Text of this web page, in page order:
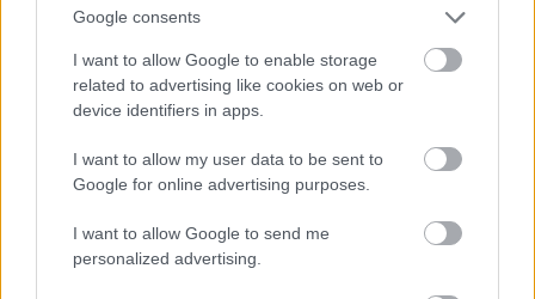
Google consents
I want to allow Google to enable storage
related to advertising like cookies on web or
device identifiers in apps.
I want to allow my user data to be sent to
Google for online advertising purposes.
I want to allow Google to send me
personalized advertising.
Felvidéki településeken élő magyarok, illetve a Felvidékről a
második világháború után kitelepítettek és leszármazottaik
találkoznak pünkösdhétfőn Bonyhádon, ahol misével,
megemlékezéssel, kulturális műsorral idézik fel a 70 évvel
ezelőtt történteket.